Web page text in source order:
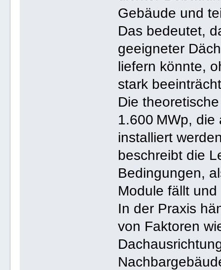
Gebäude und
Das bedeutet,
geeigneter
liefern könnte,
stark
Die
1.600 MWp,
installiert
beschreibt die
Bedingungen,
Module fällt
In der Praxis
von Faktoren